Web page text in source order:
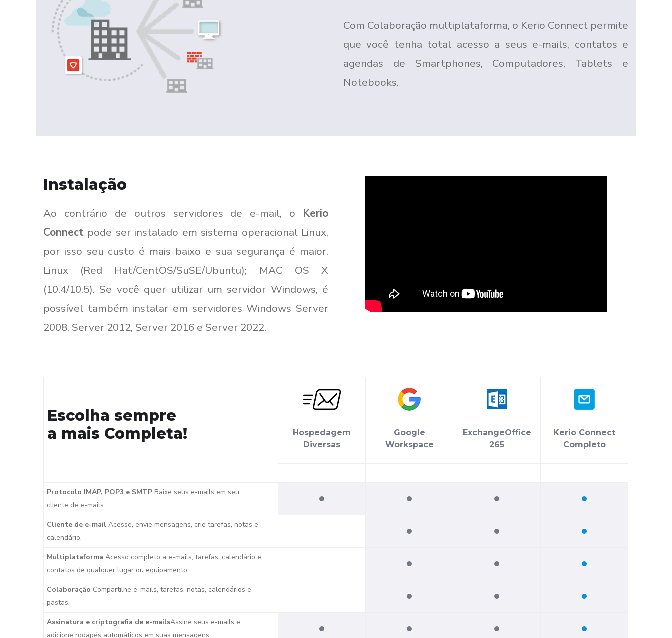
Com Colaboração multiplataforma, o Kerio Connect permite
que você tenha total acesso a seus e-mails, contatos e
agendas de Smartphones, Computadores, Tablets e
Notebooks.
Instalação
Ao contrário de outros servidores de e-mail, o Kerio
Connect pode ser instalado em sistema operacional Linux,
por isso seu custo é mais baixo e sua segurança é maior.
Linux (Red Hat/CentOS/SuSE/Ubuntu); MAC OS X
(10.4/10.5). Se você quer utilizar um servidor Windows, é
possível também instalar em servidores Windows Server
2008, Server 2012, Server 2016 e Server 2022.
Escolha sempre
a mais Completa!
Hospedagem
Diversas
Google
Workspace
ExchangeOffice
265
Kerio Connect
Completo
Protocolo IMAP, POP3 e SMTP Baixe seus e-mails em seu
cliente de e-mails.
Cliente de e-mail Acesse, envie mensagens, crie tarefas, notas e
calendário.
Multiplataforma Acesso completo a e-mails, tarefas, calendário e
contatos de qualquer lugar ou equipamento.
Colaboração Compartilhe e-mails, tarefas, notas, calendários e
pastas.
Assinatura e criptografia de e-mailsAssine seus e-mails e
adicione rodapés automáticos em suas mensagens.